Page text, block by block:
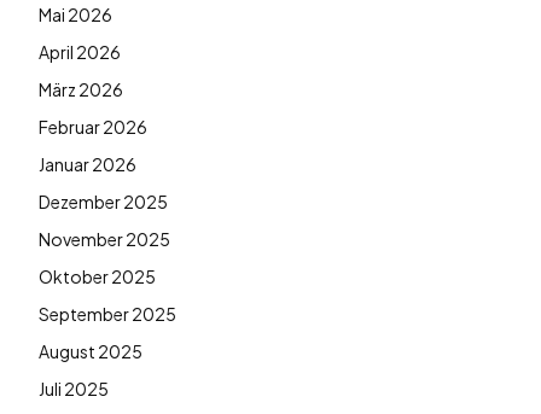
Mai 2026
April 2026
März 2026
Februar 2026
Januar 2026
Dezember 2025
November 2025
Oktober 2025
September 2025
August 2025
Juli 2025